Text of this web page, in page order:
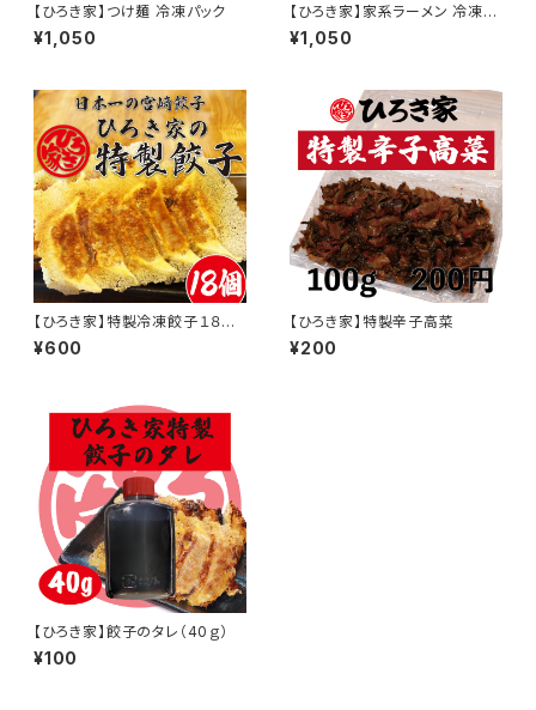
【ひろき家】つけ麺 冷凍パック
¥1,050
【ひろき家】家系ラーメン 冷凍パ
ック
¥1,050
【ひろき家】特製冷凍餃子１８個
入
¥600
【ひろき家】特製辛子高菜
¥200
【ひろき家】餃子のタレ（40ｇ）
¥100